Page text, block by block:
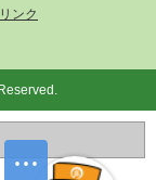
リンク